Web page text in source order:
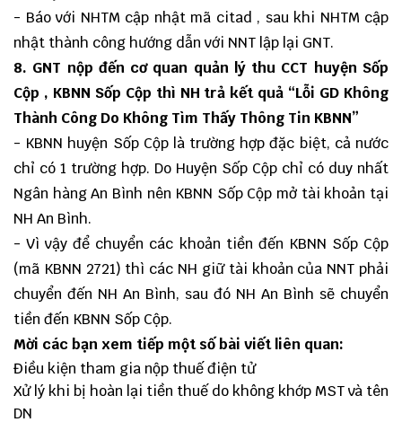
- Báo với NHTM cập nhật mã citad , sau khi NHTM cập
nhật thành công hướng dẫn với NNT lập lại GNT.
8. GNT nộp đến cơ quan quản lý thu CCT huyện Sốp
Cộp , KBNN Sốp Cộp thì NH trả kết quả “Lỗi GD Không
Thành Công Do Không Tìm Thấy Thông Tin KBNN”
- KBNN huyện Sốp Cộp là trường hợp đặc biệt, cả nước
chỉ có 1 trường hợp. Do Huyện Sốp Cộp chỉ có duy nhất
Ngân hàng An Bình nên KBNN Sốp Cộp mở tài khoản tại
NH An Bình.
- Vì vậy để chuyển các khoản tiền đến KBNN Sốp Cộp
(mã KBNN 2721) thì các NH giữ tài khoản của NNT phải
chuyển đến NH An Bình, sau đó NH An Bình sẽ chuyển
tiền đến KBNN Sốp Cộp.
Mời các bạn xem tiếp một số bài viết liên quan:
Điều kiện tham gia nộp thuế điện tử
Xử lý khi bị hoàn lại tiền thuế do không khớp MST và tên
DN